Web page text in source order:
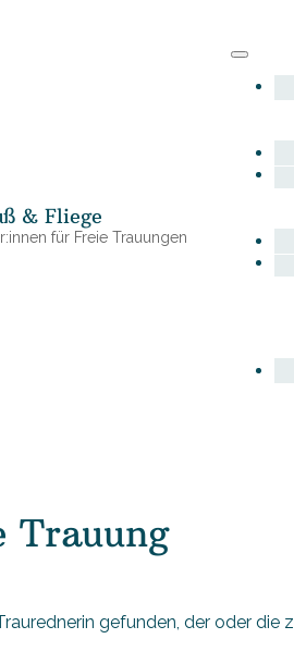
& Fliege
für Freie Trauungen
Trauung
gefunden, der oder die